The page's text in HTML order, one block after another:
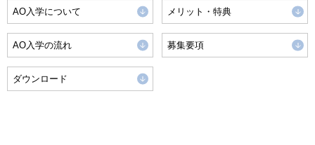
AO入学について メリット・特典
AO入学の流れ 募集要項
ダウンロード